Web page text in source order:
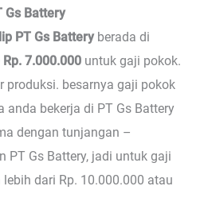
Gs Battery
PT Gs Batteryberada di
7.000.000 untuk gaji pokok.
produksi. besarnya gaji pokok
anda bekerja di PT Gs Battery
dengan tunjangan –
PT Gs Battery, jadi untuk gaji
dari Rp. 10.000.000 atau